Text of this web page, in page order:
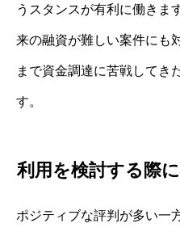
うスタンスが有利に働きま
来の融資が難しい案件にも
まで資金調達に苦戦してき
す。
利用を検討する際
ポジティブな評判が多い一